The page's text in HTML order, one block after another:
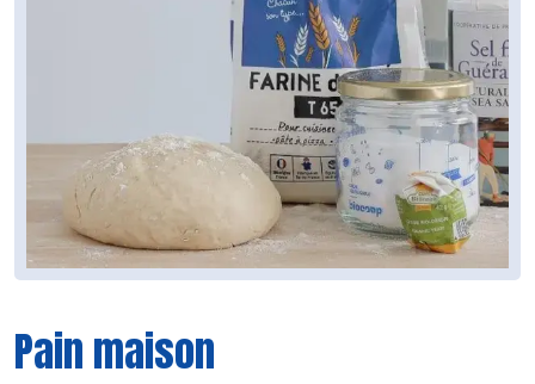
Pain maison